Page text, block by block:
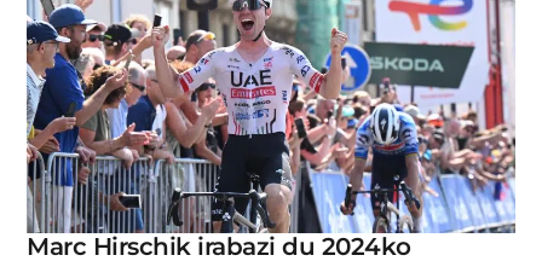
Marc Hirschik irabazi du 2024ko